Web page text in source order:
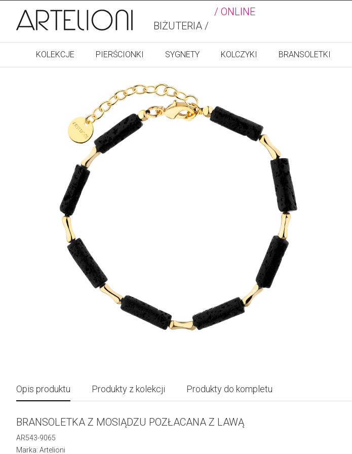
/ ONLINE
BIŻUTERIA /
KOLEKCJE PIERŚCIONKI SYGNETY KOLCZYKI BRANSOLETKI
Opis produktu Produkty z kolekcji Produkty do kompletu
BRANSOLETKA Z MOSIĄDZU POZŁACANA Z LAWĄ
AR543-9065
Marka: Artelioni